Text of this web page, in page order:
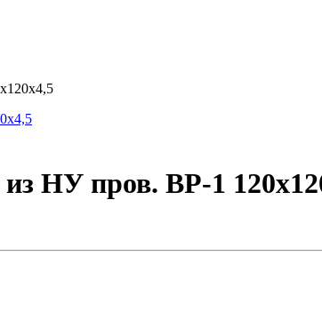
НУ пров. ВР-1